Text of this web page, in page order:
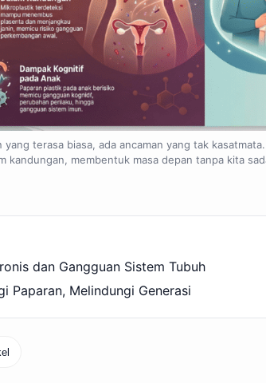
yang terasa biasa, ada ancaman yang tak
kandungan, membentuk masa depan tanpa kita
dan Gangguan Sistem Tubuh
Paparan, Melindungi Generasi